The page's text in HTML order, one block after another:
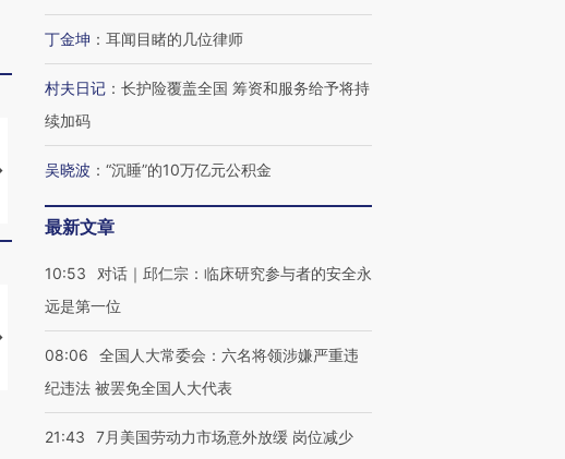
马航飞行员跨国走私7万
视线｜被称为“蟑螂”的印
育部长拱下台
飞地休达
【推广】走进第四届链博
会，让数智科技“链”接产
【特别呈现】寻找100种
有意思的生活方式·第三对
CFO：不靠规模取胜，华
丁金坤 ： 耳闻目睹的几位律师
村夫日记 ： 长护险覆盖全国 筹资和服务给予将持
续加码
吴晓波 ： “沉睡”的10万亿元公积金
最新文章
10:53
对话｜邱仁宗：临床研究参与者的安全永
远是第一位
08:06
全国人大常委会：六名将领涉嫌严重违
纪违法 被罢免全国人大代表
21:43
7月美国劳动力市场意外放缓 岗位减少